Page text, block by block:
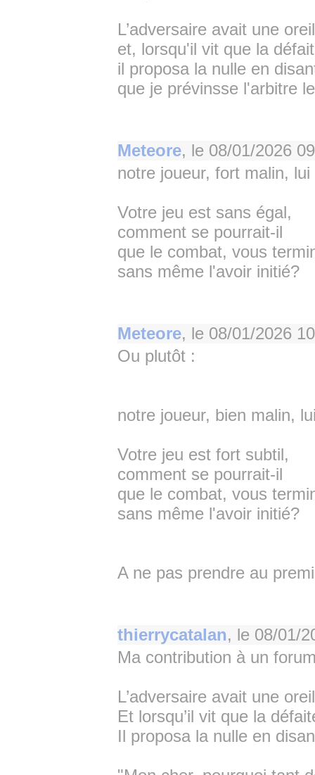
L’adversaire avait une
et, lorsqu'il vit que la
il proposa la nulle en
que je prévinsse l'arbitre
Meteore, le 08/01/2026
notre joueur, fort malin,
Votre jeu est sans égal,
comment se pourrait-il
que le combat, vous
sans même l'avoir initié?
Meteore, le 08/01/2026
Ou plutôt :
notre joueur, bien malin,
Votre jeu est fort subtil,
comment se pourrait-il
que le combat, vous
sans même l'avoir initié?
A ne pas prendre au
thierrycatalan, le 08/01/
Ma contribution à un
L’adversaire avait une
Et lorsqu’il vit que la
Il proposa la nulle en